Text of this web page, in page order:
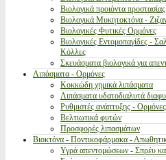
Βιολογικά προιόντα προστασίας
Βιολογικά Μυκητοκτόνα -
Βιολογικές Φυτικές Ορμόνες
Βιολογικές Εντομοπαγίδες -
Κόλλες
Σκευάσματα βιολογικά για
Λιπάσματα - Ορμόνες
Κοκκώδη χημικά λιπάσματα
Λιπάσματα υδατοδιαλυτά
Ρυθμιστές ανάπτυξης - Ορμόνες
Βελτιωτικά φυτών
Προσφορές λιπασμάτων
Βιοκτόνα - Ποντικοφάρμακα -
Υγρά απεντομώσεων - Σπρέυ